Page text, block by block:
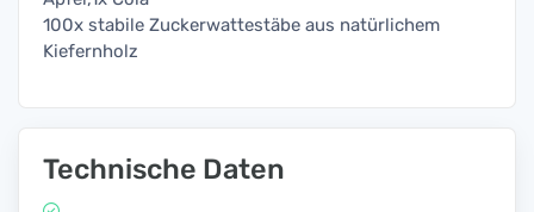
100x stabile Zuckerwattestäbe aus natürlichem
Kiefernholz
Technische Daten